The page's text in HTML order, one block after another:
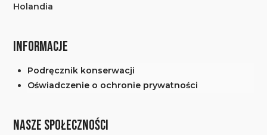
Holandia
INFORMACJE
Podręcznik konserwacji
Oświadczenie o ochronie prywatności
NASZE SPOŁECZNOŚCI